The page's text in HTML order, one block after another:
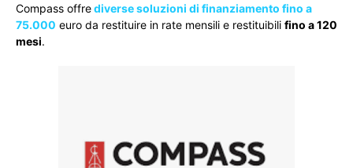
Compass offrediverse soluzioni di finanziamento fino a
75.000 euro da restituire in rate mensili e restituibili fino a 120
mesi.